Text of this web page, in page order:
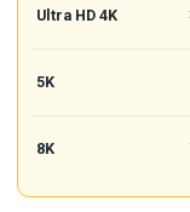
Ultra HD 4K
5K
8K